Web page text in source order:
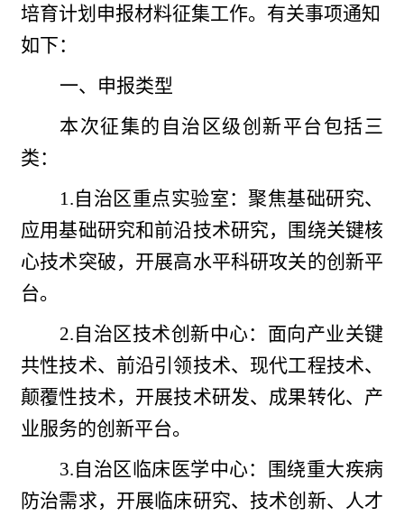
培育计划申报材料征集工作。有关事项通知
如下：
一、申报类型
本次征集的自治区级创新平台包括三
类：
1.自治区重点实验室：聚焦基础研究、
应用基础研究和前沿技术研究，围绕关键核
心技术突破，开展高水平科研攻关的创新平
台。
2.自治区技术创新中心：面向产业关键
共性技术、前沿引领技术、现代工程技术、
颠覆性技术，开展技术研发、成果转化、产
业服务的创新平台。
3.自治区临床医学中心：围绕重大疾病
防治需求，开展临床研究、技术创新、人才